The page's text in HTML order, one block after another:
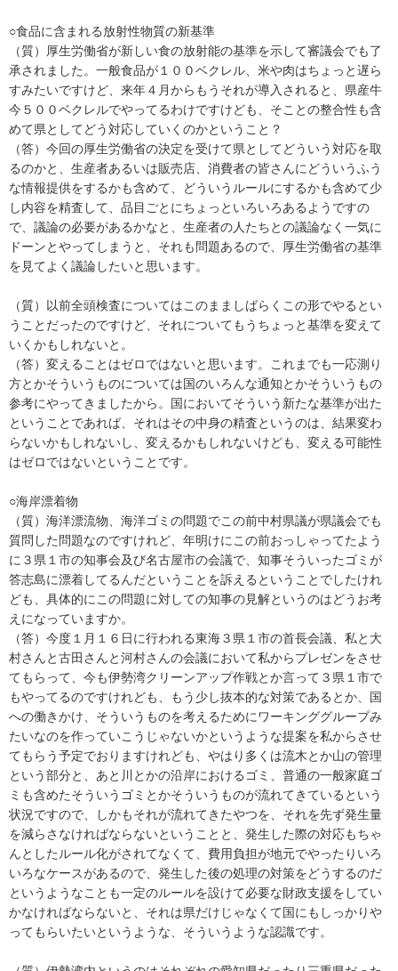
○食品に含まれる放射性物質の新基準
（質）厚生労働省が新しい食の放射能の基準を示して審議会でも了
承されました。一般食品が１００ベクレル、米や肉はちょっと遅ら
すみたいですけど、来年４月からもうそれが導入されると、県産牛
今５００ベクレルでやってるわけですけども、そことの整合性も含
めて県としてどう対応していくのかということ？
（答）今回の厚生労働省の決定を受けて県としてどういう対応を取
るのかと、生産者あるいは販売店、消費者の皆さんにどういうふう
な情報提供をするかも含めて、どういうルールにするかも含めて少
し内容を精査して、品目ごとにちょっといろいろあるようですの
で、議論の必要があるかなと、生産者の人たちとの議論なく一気に
ドーンとやってしまうと、それも問題あるので、厚生労働省の基準
を見てよく議論したいと思います。
（質）以前全頭検査についてはこのまましばらくこの形でやるとい
うことだったのですけど、それについてもうちょっと基準を変えて
いくかもしれないと。
（答）変えることはゼロではないと思います。これまでも一応測り
方とかそういうものについては国のいろんな通知とかそういうもの
参考にやってきましたから。国においてそういう新たな基準が出た
ということであれば、それはその中身の精査というのは、結果変わ
らないかもしれないし、変えるかもしれないけども、変える可能性
はゼロではないということです。
○海岸漂着物
（質）海洋漂流物、海洋ゴミの問題でこの前中村県議が県議会でも
質問した問題なのですけれど、年明けにこの前おっしゃってたよう
に３県１市の知事会及び名古屋市の会議で、知事そういったゴミが
答志島に漂着してるんだということを訴えるということでしたけれ
ども、具体的にこの問題に対しての知事の見解というのはどうお考
えになっていますか。
（答）今度１月１６日に行われる東海３県１市の首長会議、私と大
村さんと古田さんと河村さんの会議において私からプレゼンをさせ
てもらって、今も伊勢湾クリーンアップ作戦とか言って３県１市で
もやってるのですけれども、もう少し抜本的な対策であるとか、国
への働きかけ、そういうものを考えるためにワーキンググループみ
たいなのを作っていこうじゃないかというような提案を私からさせ
てもらう予定でおりますけれども、やはり多くは流木とか山の管理
という部分と、あと川とかの沿岸におけるゴミ、普通の一般家庭ゴ
ミも含めたそういうゴミとかそういうものが流れてきているという
状況ですので、しかもそれが流れてきたやつを、それを先ず発生量
を減らさなければならないということと、発生した際の対応もちゃ
んとしたルール化がされてなくて、費用負担が地元でやったりいろ
いろなケースがあるので、発生した後の処理の対策をどうするのだ
というようなことも一定のルールを設けて必要な財政支援をしてい
かなければならないと、それは県だけじゃなくて国にもしっかりや
ってもらいたいというような、そういうような認識です。